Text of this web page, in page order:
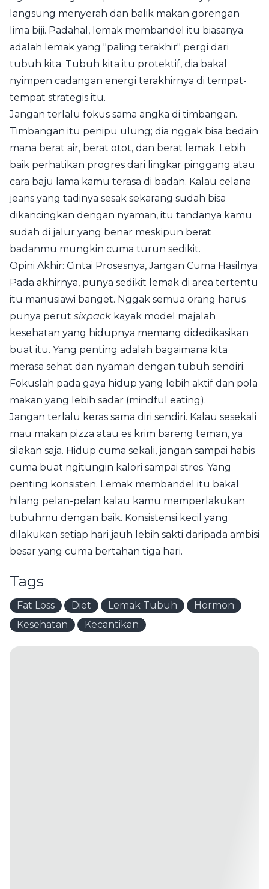
langsung menyerah dan balik makan gorengan
lima biji. Padahal, lemak membandel itu biasanya
adalah lemak yang "paling terakhir" pergi dari
tubuh kita. Tubuh kita itu protektif, dia bakal
nyimpen cadangan energi terakhirnya di tempat-
tempat strategis itu.
Jangan terlalu fokus sama angka di timbangan.
Timbangan itu penipu ulung; dia nggak bisa bedain
mana berat air, berat otot, dan berat lemak. Lebih
baik perhatikan progres dari lingkar pinggang atau
cara baju lama kamu terasa di badan. Kalau celana
jeans yang tadinya sesak sekarang sudah bisa
dikancingkan dengan nyaman, itu tandanya kamu
sudah di jalur yang benar meskipun berat
badanmu mungkin cuma turun sedikit.
Opini Akhir: Cintai Prosesnya, Jangan Cuma Hasilnya
Pada akhirnya, punya sedikit lemak di area tertentu
itu manusiawi banget. Nggak semua orang harus
punya perut sixpack kayak model majalah
kesehatan yang hidupnya memang didedikasikan
buat itu. Yang penting adalah bagaimana kita
merasa sehat dan nyaman dengan tubuh sendiri.
Fokuslah pada gaya hidup yang lebih aktif dan pola
makan yang lebih sadar (mindful eating).
Jangan terlalu keras sama diri sendiri. Kalau sesekali
mau makan pizza atau es krim bareng teman, ya
silakan saja. Hidup cuma sekali, jangan sampai habis
cuma buat ngitungin kalori sampai stres. Yang
penting konsisten. Lemak membandel itu bakal
hilang pelan-pelan kalau kamu memperlakukan
tubuhmu dengan baik. Konsistensi kecil yang
dilakukan setiap hari jauh lebih sakti daripada ambisi
besar yang cuma bertahan tiga hari.
Tags
Fat Loss Diet Lemak Tubuh
Hormon
Kesehatan
Kecantikan